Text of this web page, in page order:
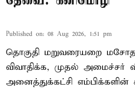
Published on: 08 Aug 2026, 1:51 pm
தொகுதி மறுவரையறை மசோதா
விவாதிக்க, முதல் அமைச்சர்
அனைத்துக்கட்சி எம்பிக்களின்